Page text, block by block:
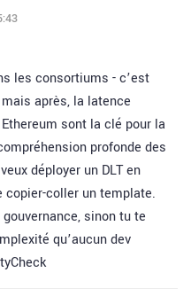
les consortiums - c’est
après, la latence
sont la clé pour la
profonde des
déployer un DLT en
copier-coller un template.
sinon tu te
qu’aucun dev